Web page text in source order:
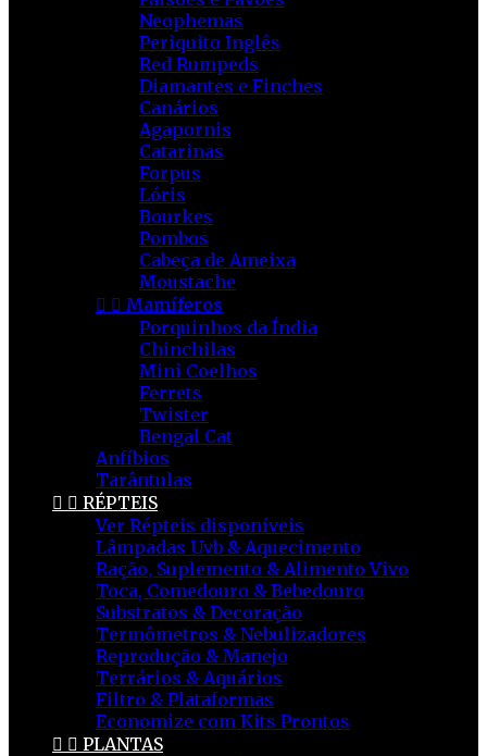
Neophemas
Periquito Inglês
Red Rumpeds
Diamantes e Finches
Canários
Agapornis
Catarinas
Forpus
Lóris
Bourkes
Pombos
Cabeça de Ameixa
Moustache
  Mamíferos
Porquinhos da Índia
Chinchilas
Mini Coelhos
Ferrets
Twister
Bengal Cat
Anfíbios
Tarântulas
  RÉPTEIS
Ver Répteis disponíveis
Lâmpadas Uvb & Aquecimento
Ração, Suplemento & Alimento Vivo
Toca, Comedouro & Bebedouro
Substratos & Decoração
Termômetros & Nebulizadores
Reprodução & Manejo
Terrários & Aquários
Filtro & Plataformas
Economize com Kits Prontos
  PLANTAS